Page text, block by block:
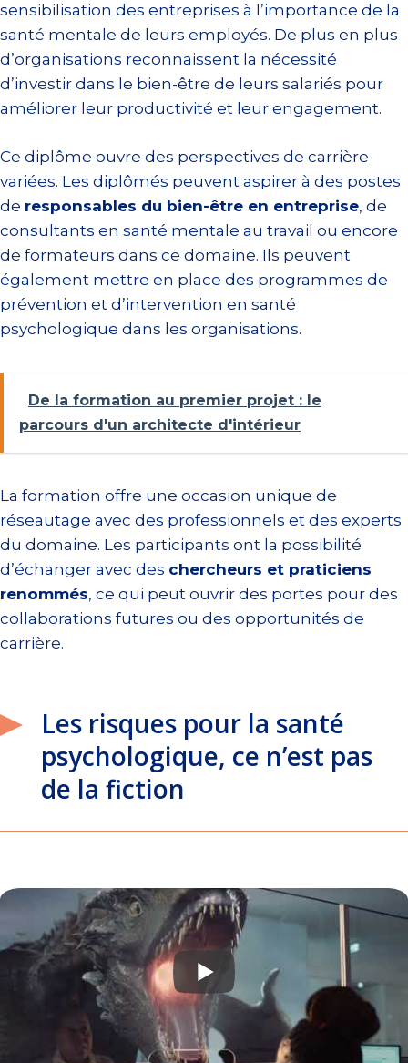
sensibilisation des entreprises à l’importance de la
santé mentale de leurs employés. De plus en plus
d’organisations reconnaissent la nécessité
d’investir dans le bien-être de leurs salariés pour
améliorer leur productivité et leur engagement.
Ce diplôme ouvre des perspectives de carrière
variées. Les diplômés peuvent aspirer à des postes
de responsables du bien-être en entreprise, de
consultants en santé mentale au travail ou encore
de formateurs dans ce domaine. Ils peuvent
également mettre en place des programmes de
prévention et d’intervention en santé
psychologique dans les organisations.
De la formation au premier projet : le
parcours d'un architecte d'intérieur
La formation offre une occasion unique de
réseautage avec des professionnels et des experts
du domaine. Les participants ont la possibilité
d’échanger avec des chercheurs et praticiens
renommés, ce qui peut ouvrir des portes pour des
collaborations futures ou des opportunités de
carrière.
Les risques pour la santé
psychologique, ce n’est pas
de la fiction